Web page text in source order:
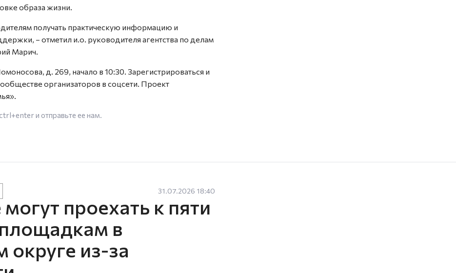
образа жизни.
получать практическую информацию и
– отметил и.о. руководителя агентства по делам
Марич.
д. 269, начало в 10:30. Зарегистрироваться и
организаторов в соцсети. Проект
ctrl+enterи отправьте ее нам.
31.07.2026 18:40
проехать к пяти
в
из-за